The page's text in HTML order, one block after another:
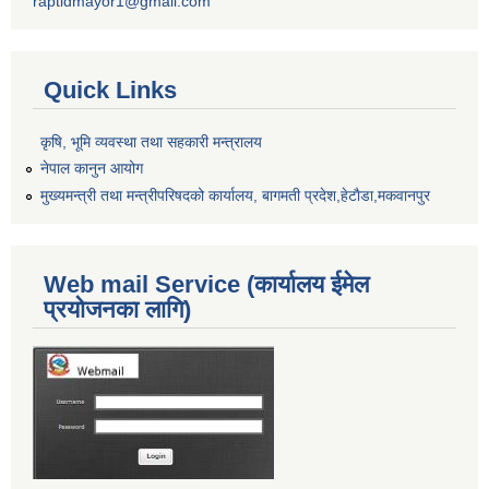
Quick Links
कृषि, भूमि व्यवस्था तथा सहकारी मन्त्रालय
नेपाल कानुन आयोग
मुख्यमन्त्री तथा मन्त्रीपरिषदको कार्यालय, बागमती प्रदेश,हेटाैडा,मकवानपुर
Web mail Service (कार्यालय ईमेल
प्रयोजनका लागि)